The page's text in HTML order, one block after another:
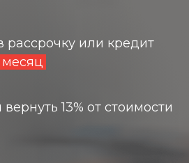
рассрочку или кредит
месяц
13% от стоимости